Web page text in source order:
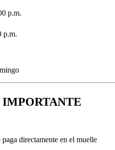
p.m.
p.m.
directamente en el muelle